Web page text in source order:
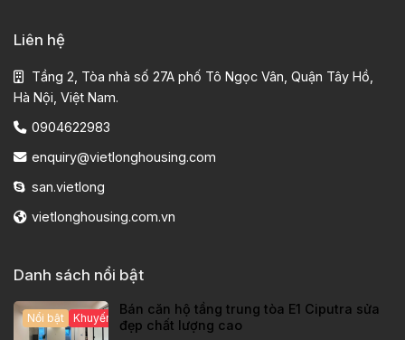
Liên hệ
Tầng 2, Tòa nhà số 27A phố Tô Ngọc Vân, Quận Tây Hồ,
Hà Nội, Việt Nam.
0904622983
enquiry@vietlonghousing.com
san.vietlong
vietlonghousing.com.vn
Danh sách nổi bật
Nổi bật Khuyến mại hấp dẫn
Bán căn hộ tầng trung tòa E1 Ciputra sửa
đẹp chất lượng cao